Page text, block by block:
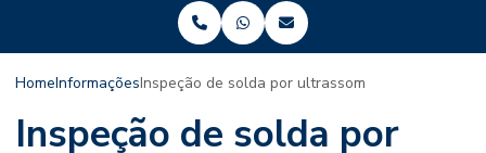
HomeInformaçõesInspeção de solda por ultrassom
Inspeção de solda por